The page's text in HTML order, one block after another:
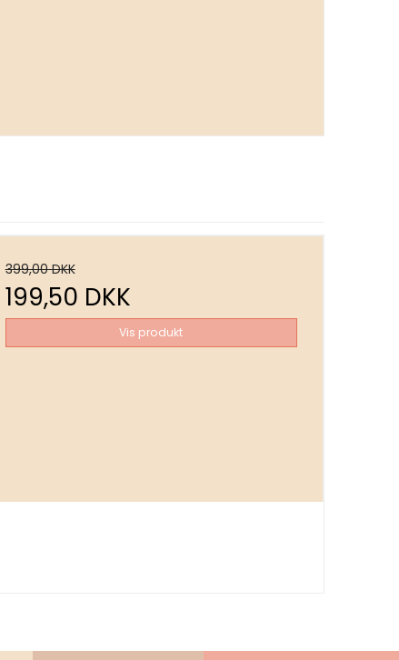
399,00 DKK
199,50 DKK
Vis produkt